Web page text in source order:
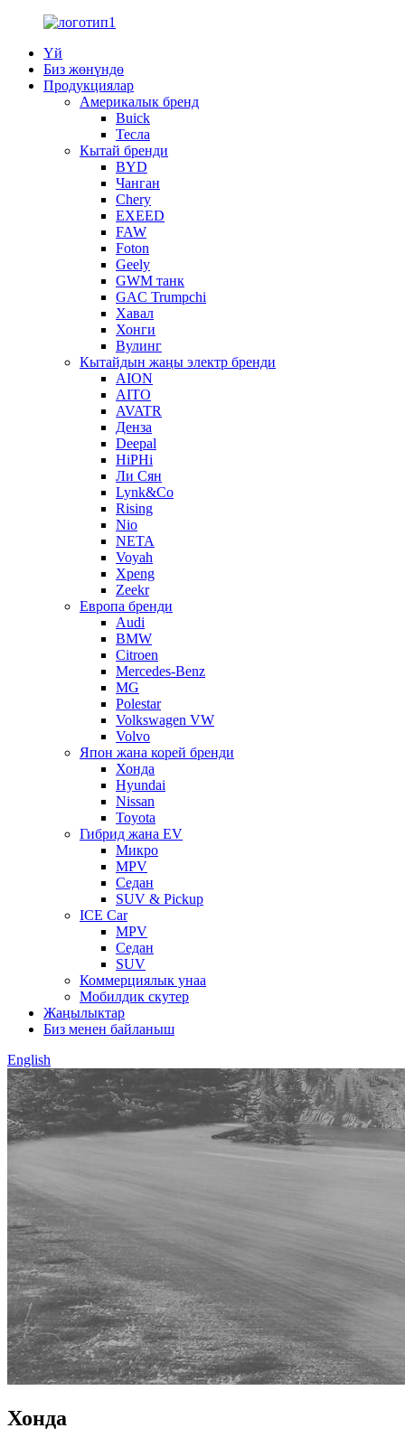
Үй
Биз жөнүндө
Продукциялар
Америкалык бренд
Buick
Тесла
Кытай бренди
BYD
Чанган
Chery
EXEED
FAW
Foton
Geely
GWM танк
GAC Trumpchi
Хавал
Хонги
Вулинг
Кытайдын жаңы электр бренди
AION
AITO
AVATR
Денза
Deepal
HiPHi
Ли Сян
Lynk&Co
Rising
Nio
NETA
Voyah
Xpeng
Zeekr
Европа бренди
Audi
BMW
Citroen
Mercedes-Benz
MG
Polestar
Volkswagen VW
Volvo
Япон жана корей бренди
Хонда
Hyundai
Nissan
Toyota
Гибрид жана EV
Микро
MPV
Седан
SUV & Pickup
ICE Car
MPV
Седан
SUV
Коммерциялык унаа
Мобилдик скутер
Жаңылыктар
Биз менен байланыш
English
Хонда